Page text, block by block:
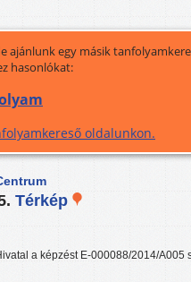
ajánlunk egy másik
hasonlókat:
oldalunkon.
Térkép
a képzést E-000088/2014/A005